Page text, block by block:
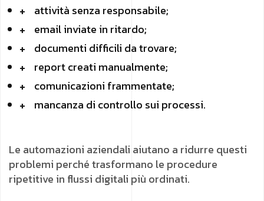
attività senza responsabile;
email inviate in ritardo;
documenti difficili da trovare;
report creati manualmente;
comunicazioni frammentate;
mancanza di controllo sui processi.
Le automazioni aziendali aiutano a ridurre questi
problemi perché trasformano le procedure
ripetitive in flussi digitali più ordinati.